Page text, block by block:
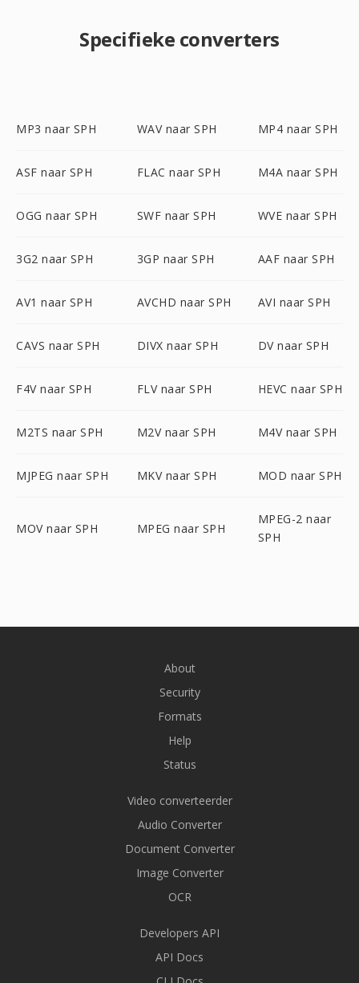
Specifieke converters
MP3 naar SPH WAV naar SPH MP4 naar SPH
ASF naar SPH FLAC naar SPH M4A naar SPH
OGG naar SPH SWF naar SPH WVE naar SPH
3G2 naar SPH 3GP naar SPH AAF naar SPH
AV1 naar SPH AVCHD naar SPH AVI naar SPH
CAVS naar SPH DIVX naar SPH DV naar SPH
F4V naar SPH FLV naar SPH HEVC naar SPH
M2TS naar SPH M2V naar SPH M4V naar SPH
MJPEG naar SPH MKV naar SPH MOD naar SPH
MOV naar SPH MPEG naar SPH
MPEG-2 naar
SPH
About
Security
Formats
Help
Status
Video converteerder
Audio Converter
Document Converter
Image Converter
OCR
Developers API
API Docs